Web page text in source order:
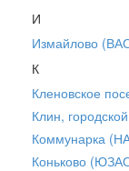
И
Измайлово
К
Кленовское
Клин,
Коммунарка
Коньково